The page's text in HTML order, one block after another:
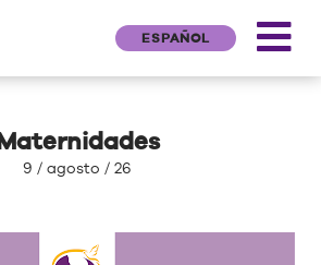
ESPAÑOL
Maternidades
9 / agosto / 26